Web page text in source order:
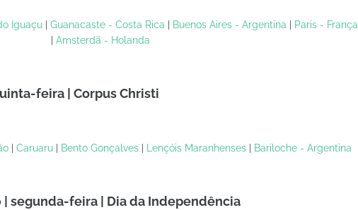
Iguaçu| Guanacaste - Costa Rica Buenos Aires - Argentina
Paris - França
Amsterdã - Holanda
feira | Corpus Christi
| Caruaru| Bento Gonçalves| Lençóis Maranhenses| Bariloche - Argentina
segunda-feira | Dia da Independência